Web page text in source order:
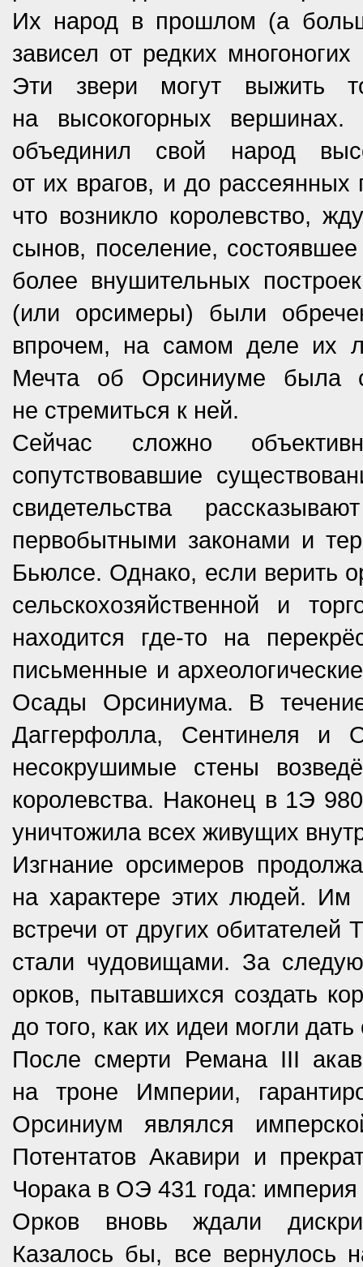
Их народ в прошлом (а
зависел от редких
Эти звери могут выжить
на высокогорных
объединил свой народ
от их врагов, и до
что возникло королевство,
сынов, поселение,
более внушительных
(или орсимеры) были
впрочем, на самом деле их
Мечта об Орсиниуме была
не стремиться к ней.
Сейчас сложно
сопутствовавшие
свидетельства
первобытными законами и
Бьюлсе. Однако, если верить
сельскохозяйственной и
находится где-то на
письменные и
Осады Орсиниума. В
Даггерфолла, Сентинеля и
несокрушимые стены
королевства. Наконец в 1Э
уничтожила всех живущих
Изгнание орсимеров
на характере этих людей. Им
встречи от других
стали чудовищами. За
орков, пытавшихся создать
до того, как их идеи могли
После смерти Ремана III
на троне Империи,
Орсиниум являлся
Потентатов Акавири и
Чорака в ОЭ 431 года: империя
Орков вновь ждали
Казалось бы, все вернулось